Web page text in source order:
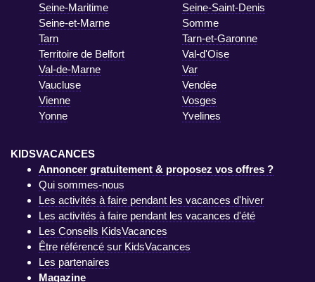
Seine-Maritime
Seine-Saint-Denis
Seine-et-Marne
Somme
Tarn
Tarn-et-Garonne
Territoire de Belfort
Val-d'Oise
Val-de-Marne
Var
Vaucluse
Vendée
Vienne
Vosges
Yonne
Yvelines
KIDSVACANCES
Annoncer gratuitement & proposez vos offres ?
Qui sommes-nous
Les activités à faire pendant les vacances d'hiver
Les activités à faire pendant les vacances d'été
Les Conseils KidsVacances
Être référencé sur KidsVacances
Les partenaires
Magazine